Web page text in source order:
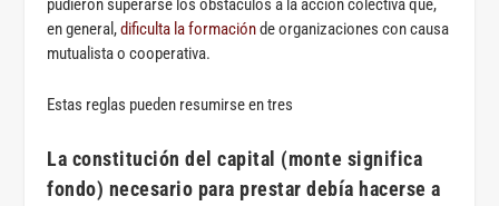
pudieron superarse los obstáculos a la acción colectiva que,
en general,dificulta la formaciónde organizaciones con causa
mutualista o cooperativa.
Estas reglas pueden resumirse en tres
La constitución del capital (monte significa
fondo) necesario para prestar debía hacerse a